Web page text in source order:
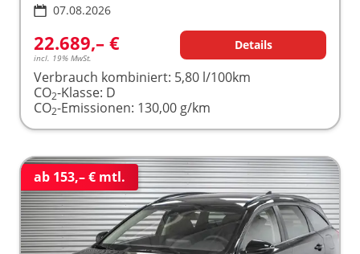
07.08.2026
22.689,– €
incl. 19% MwSt.
Details
Verbrauch kombiniert: 5,80 l/100km
CO2-Klasse: D
CO2-Emissionen: 130,00 g/km
ab 153,– € mtl.